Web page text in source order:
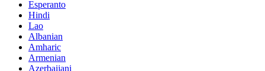
Esperanto
Hindi
Lao
Albanian
Amharic
Armenian
Azerbaijani